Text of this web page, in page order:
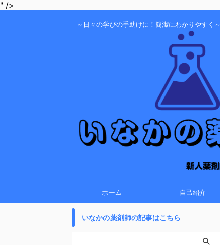
" />
～日々の学びの手助けに！簡潔にわかりやすく～
ホーム 自己紹介
いなかの薬剤師の記事はこちら